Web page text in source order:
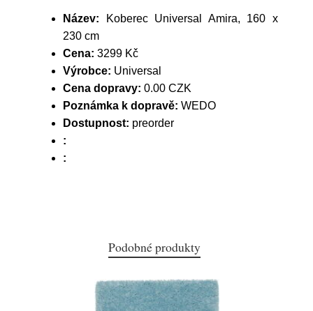
Název: Koberec Universal Amira, 160 x
230 cm
Cena: 3299 Kč
Výrobce: Universal
Cena dopravy: 0.00 CZK
Poznámka k dopravě: WEDO
Dostupnost: preorder
:
:
Podobné produkty